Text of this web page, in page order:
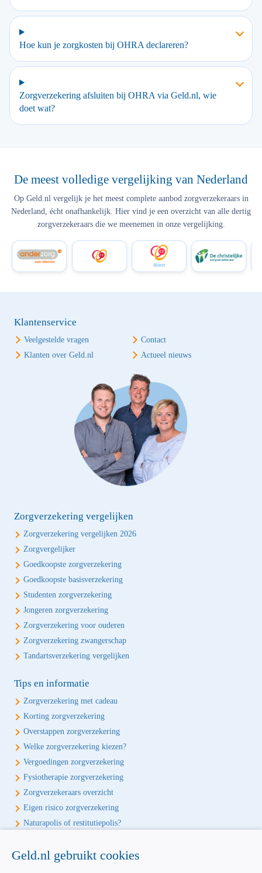
Hoe kun je zorgkosten bij OHRA declareren?
Zorgverzekering afsluiten bij OHRA via Geld.nl, wie
doet wat?
De meest volledige vergelijking van Nederland
Op Geld.nl vergelijk je het meest complete aanbod zorgverzekeraars in
Nederland, écht onafhankelijk. Hier vind je een overzicht van alle dertig
zorgverzekeraars die we meenemen in onze vergelijking.
Klantenservice
Veelgestelde vragen
Contact
Klanten over Geld.nl
Actueel nieuws
Zorgverzekering vergelijken
Zorgverzekering vergelijken 2026
Zorgvergelijker
Goedkoopste zorgverzekering
Goedkoopste basisverzekering
Studenten zorgverzekering
Jongeren zorgverzekering
Zorgverzekering voor ouderen
Zorgverzekering zwangerschap
Tandartsverzekering vergelijken
Tips en informatie
Zorgverzekering met cadeau
Korting zorgverzekering
Overstappen zorgverzekering
Welke zorgverzekering kiezen?
Vergoedingen zorgverzekering
Fysiotherapie zorgverzekering
Zorgverzekeraars overzicht
Eigen risico zorgverzekering
Naturapolis of restitutiepolis?
Écht onafhankelijk vergelijken
Geld.nl gebruikt cookies